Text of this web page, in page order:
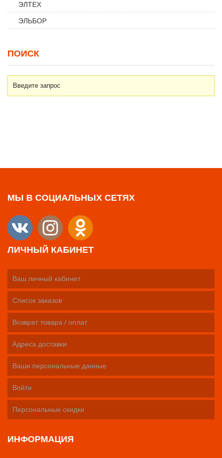
ЭЛТЕХ
ЭЛЬБОР
ПОИСК
Введите запрос
МЫ В СОЦИАЛЬНЫХ СЕТЯХ
ЛИЧНЫЙ КАБИНЕТ
Ваш личный кабинет
Список заказов
Возврат товара / оплат
Адреса доставки
Ваши персональные данные
Войти
Персональные скидки
ИНФОРМАЦИЯ